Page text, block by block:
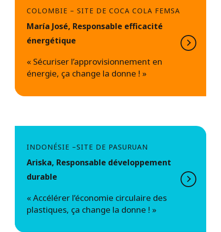
COLOMBIE – SITE DE COCA COLA FEMSA
María José, Responsable efficacité
énergétique
« Sécuriser l’approvisionnement en
énergie, ça change la donne ! »
INDONÉSIE –SITE DE PASURUAN
Ariska, Responsable développement
durable
« Accélérer l’économie circulaire des
plastiques, ça change la donne ! »